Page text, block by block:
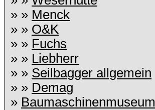
» » Menck
» » O&K
» » Fuchs
» » Liebherr
» » Seilbagger allgemein
» » Demag
» Baumaschinenmuseum